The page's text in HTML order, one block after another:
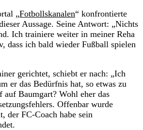
„Fotbollskanalen“ konfrontierte
Aussage. Seine Antwort: „Nichts
Ich trainiere weiter in meiner Reha
dass ich bald wieder Fußball spielen
gerichtet, schiebt er nach: „Ich
er das Bedürfnis hat, so etwas zu
Baumgart? Wohl eher das
Offenbar wurde
der FC-Coach habe sein